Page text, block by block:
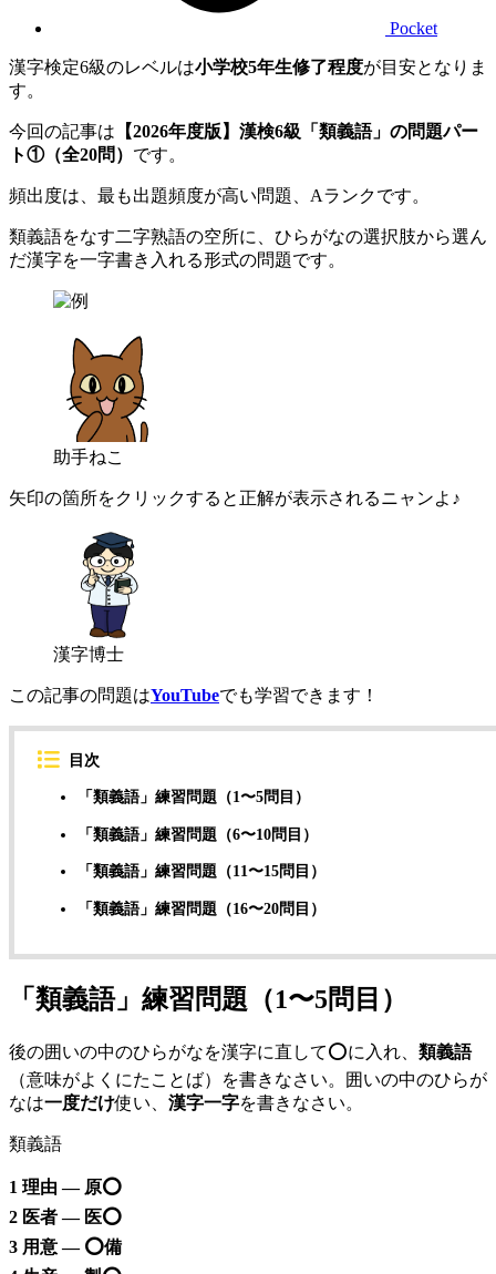
Pocket
漢字検定6級のレベルは小学校5年生修了程度が目安となりま
す。
今回の記事は 【2026年度版】漢検6級「類義語」の問題パー
ト①（全20問） です。
頻出度は、最も出題頻度が高い問題、Aランクです。
類義語をなす二字熟語の空所に、ひらがなの選択肢から選ん
だ漢字を一字書き入れる形式の問題です。
助手ねこ
矢印の箇所をクリックすると正解が表示されるニャンよ♪
漢字博士
この記事の問題はYouTubeでも学習できます！
目次
「類義語」練習問題（1〜5問目）
「類義語」練習問題（6〜10問目）
「類義語」練習問題（11〜15問目）
「類義語」練習問題（16〜20問目）
「類義語」練習問題（1〜5問目）
後の囲いの中のひらがなを漢字に直して⭕️に入れ、 類義語
（意味がよくにたことば）を書きなさい。囲いの中のひらが
なは一度だけ使い、 漢字一字を書きなさい。
類義語
1 理由 — 原⭕️
2 医者 — 医⭕️
3 用意 — ⭕️備